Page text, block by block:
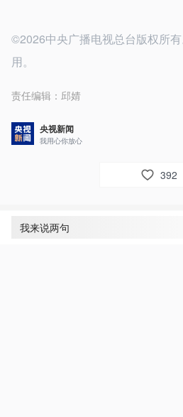
©2026中央广播电视总台版权所
用。
责任编辑： 邱婧
央视新闻
我用心你放心
392
评论612
我来说两句